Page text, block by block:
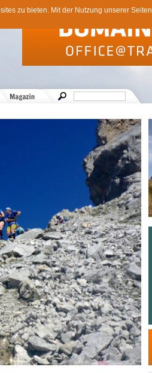
zu bieten. Mit der Nutzung unserer